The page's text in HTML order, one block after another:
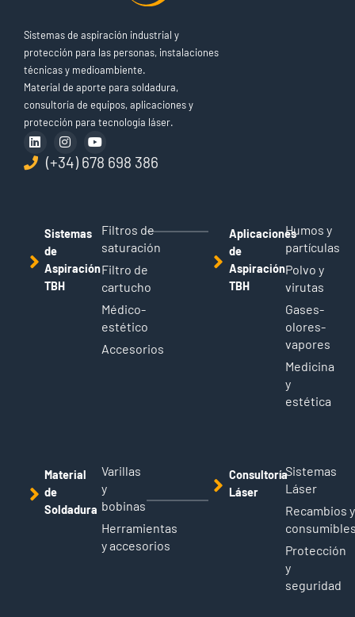
Sistemas de aspiración industrial y
protección para las personas, instalaciones
técnicas y medioambiente.
Material de aporte para soldadura,
consultoría de equipos, aplicaciones y
protección para tecnología láser.
(+34) 678 698 386
Sistemas
de
Aspiración
TBH
Filtros de
saturación
Filtro de
cartucho
Médico-
estético
Accesorios
Aplicaciones
de
Aspiración
TBH
Humos y
partículas
Polvo y
virutas
Gases-
olores-
vapores
Medicina
y
estética
Material
de
Soldadura
Varillas
y
bobinas
Herramientas
y accesorios
Consultoría
Láser
Sistemas
Láser
Recambios y
Protección
y
seguridad